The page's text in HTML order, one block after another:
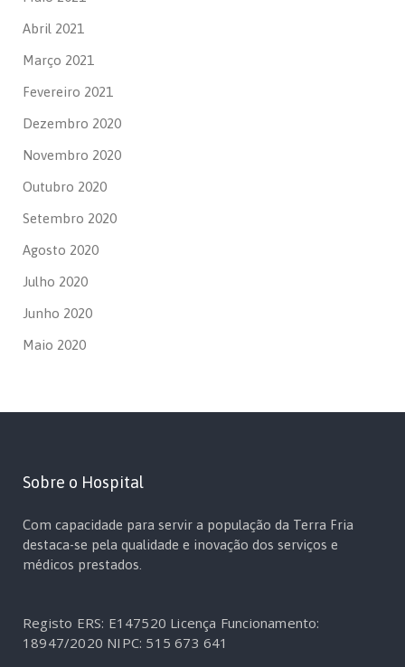
Abril 2021
Março 2021
Fevereiro 2021
Dezembro 2020
Novembro 2020
Outubro 2020
Setembro 2020
Agosto 2020
Julho 2020
Junho 2020
Maio 2020
Sobre o Hospital
Com capacidade para servir a população da Terra Fria
destaca-se pela qualidade e inovação dos serviços e
médicos prestados.
Registo ERS: E147520 Licença Funcionamento:
18947/2020 NIPC: 515 673 641